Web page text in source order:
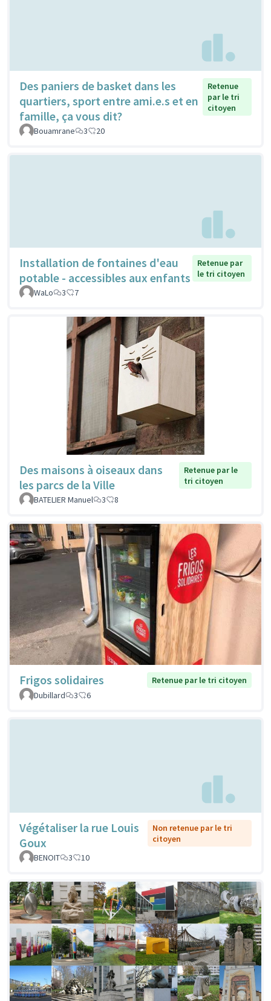
Des paniers de basket dans les
quartiers, sport entre ami.e.s et en
famille, ça vous dit?
Retenue
par le tri
citoyen
Bouamrane 3 20
Installation de fontaines d'eau
potable - accessibles aux enfants
Retenue par
le tri citoyen
WaLo
3 7
Des maisons à oiseaux dans
les parcs de la Ville
Retenue par le
tri citoyen
BATELIER Manuel
3 8
Frigos solidaires
Retenue par le tri citoyen
Dubillard
3 6
Végétaliser la rue Louis
Goux
Non retenue par le tri
citoyen
BENOIT
3 10